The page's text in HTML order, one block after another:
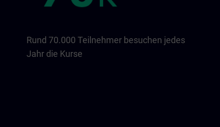
Rund 70.000 Teilnehmer besuchen jedes
Jahr die Kurse